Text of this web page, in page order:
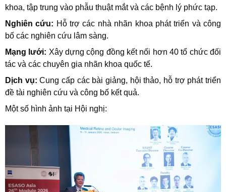
khoa, tập trung vào phẫu thuật mắt và các bệnh lý phức tạp.
Nghiên cứu: Hỗ trợ các nhà nhãn khoa phát triển và công
bố các nghiên cứu lâm sàng.
Mạng lưới: Xây dựng cộng đồng kết nối hơn 40 tổ chức đối
tác và các chuyên gia nhãn khoa quốc tế.
Dịch vụ: Cung cấp các bài giảng, hội thảo, hỗ trợ phát triển
đề tài nghiên cứu và công bố kết quả.
Một số hình ảnh tại Hội nghị: